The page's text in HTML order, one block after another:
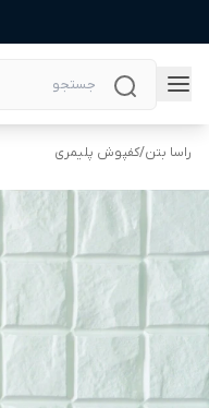
راسا بتن/کفپوش پلیمری